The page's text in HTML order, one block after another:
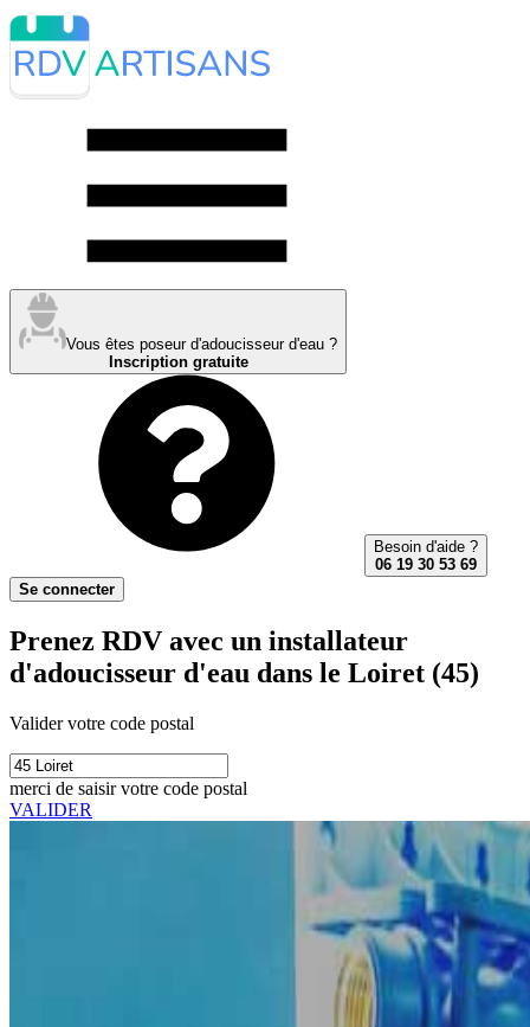
Vous êtes poseur d'adoucisseur d'eau ?
Inscription gratuite
Besoin d'aide ?
06 19 30 53 69
Se connecter
Prenez RDV avec un installateur
d'adoucisseur d'eau dans le Loiret (45)
Valider votre code postal
merci de saisir votre code postal
VALIDER